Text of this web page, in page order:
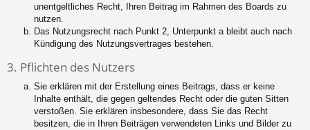
unentgeltliches Recht, Ihren Beitrag im Rahmen des Boards zu
nutzen.
Das Nutzungsrecht nach Punkt 2, Unterpunkt a bleibt auch nach
Kündigung des Nutzungsvertrages bestehen.
3. Pflichten des Nutzers
Sie erklären mit der Erstellung eines Beitrags, dass er keine
Inhalte enthält, die gegen geltendes Recht oder die guten Sitten
verstoßen. Sie erklären insbesondere, dass Sie das Recht
besitzen, die in Ihren Beiträgen verwendeten Links und Bilder zu